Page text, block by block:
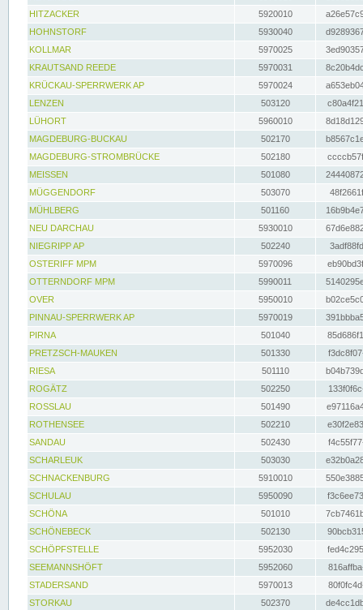
HITZACKER
5920010
HOHNSTORF
5930040
KOLLMAR
5970025
KRAUTSAND REEDE
5970031
KRÜCKAU-SPERRWERK AP
5970024
LENZEN
503120
LÜHORT
5960010
MAGDEBURG-BUCKAU
502170
MAGDEBURG-STROMBRÜCKE
502180
MEISSEN
501080
MÜGGENDORF
503070
MÜHLBERG
501160
NEU DARCHAU
5930010
NIEGRIPP AP
502240
OSTERIFF MPM
5970096
OTTERNDORF MPM
5990011
OVER
5950010
PINNAU-SPERRWERK AP
5970019
PIRNA
501040
PRETZSCH-MAUKEN
501330
RIESA
501110
ROGÄTZ
502250
ROSSLAU
501490
ROTHENSEE
502210
SANDAU
502430
SCHARLEUK
503030
SCHNACKENBURG
5910010
SCHULAU
5950090
SCHÖNA
501010
SCHÖNEBECK
502130
SCHÖPFSTELLE
5952030
SEEMANNSHÖFT
5952060
STADERSAND
5970013
STORKAU
502370